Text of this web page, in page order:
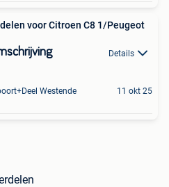
voor Citroen C8 1/Peugeot
Details
Westende 11 okt 25